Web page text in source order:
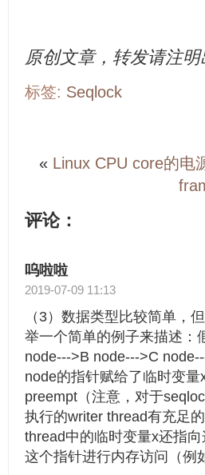
原创文章，转发请注
标签: Seqlock
« Linux CPU core的电
评论：
呜啦啦
2019-07-09 11:13
（3）数据类型比较简单，
举一个简单的例子来描述：
node--->B node--->C
node的指针赋给了临时变
preempt（注意，对于
执行的writer thread有充足
thread中的临时变量x还指
这个指针进行内存访问（